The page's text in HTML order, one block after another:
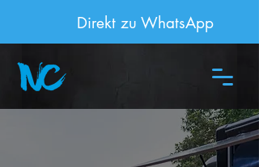
Direkt zu WhatsApp